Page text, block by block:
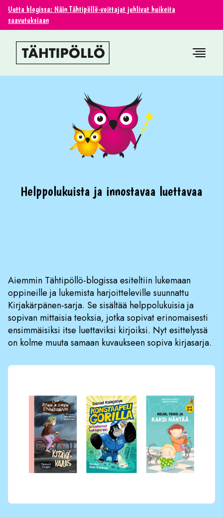
Uutta blogissa: Näin Tähtipöllö-voittajat juhlivat huikeita
saavutuksiaan
Helppolukuista ja innostavaa luettavaa
Aiemmin Tähtipöllö-blogissa esiteltiin lukemaan
oppineille ja lukemista harjoitteleville suunnattu
Kirjakärpänen-sarja. Se sisältää helppolukuisia ja
sopivan mittaisia teoksia, jotka sopivat erinomaisesti
ensimmäisiksi itse luettaviksi kirjoiksi. Nyt esittelyssä
on kolme muuta samaan kuvaukseen sopiva kirjasarja.